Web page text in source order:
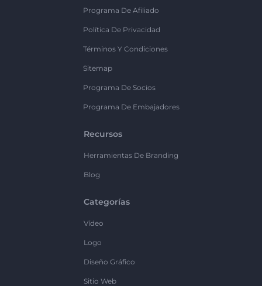
Programa De Afiliado
Política De Privacidad
Términos Y Condiciones
Sitemap
Programa De Socios
Programa De Embajadores
Recursos
Herramientas De Branding
Blog
Categorías
Vídeo
Logo
Diseño Gráfico
Sitio Web